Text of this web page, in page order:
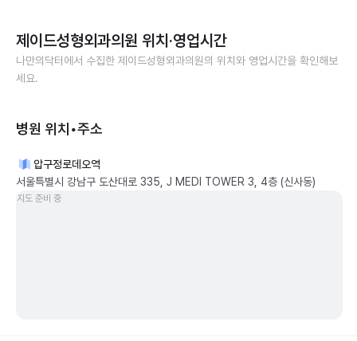
제이드성형외과의원 위치·영업시간
나만의닥터에서 수집한 제이드성형외과의원의 위치와 영업시간을 확인해보
세요.
병원 위치•주소
압구정로데오역
서울특별시 강남구 도산대로 335, J MEDI TOWER 3, 4층 (신사동)
지도 준비 중